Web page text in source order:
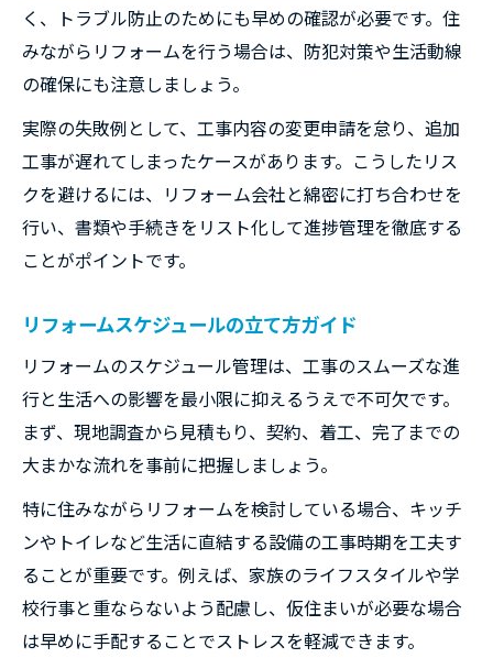
く、トラブル防止のためにも早めの確認が必要です。住
みながらリフォームを行う場合は、防犯対策や生活動線
の確保にも注意しましょう。
実際の失敗例として、工事内容の変更申請を怠り、追加
工事が遅れてしまったケースがあります。こうしたリス
クを避けるには、リフォーム会社と綿密に打ち合わせを
行い、書類や手続きをリスト化して進捗管理を徹底する
ことがポイントです。
リフォームスケジュールの立て方ガイド
リフォームのスケジュール管理は、工事のスムーズな進
行と生活への影響を最小限に抑えるうえで不可欠です。
まず、現地調査から見積もり、契約、着工、完了までの
大まかな流れを事前に把握しましょう。
特に住みながらリフォームを検討している場合、キッチ
ンやトイレなど生活に直結する設備の工事時期を工夫す
ることが重要です。例えば、家族のライフスタイルや学
校行事と重ならないよう配慮し、仮住まいが必要な場合
は早めに手配することでストレスを軽減できます。